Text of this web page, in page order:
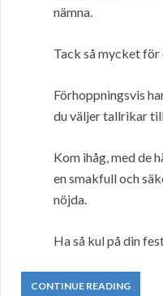
nämna.
Tack så mycket för
Förhoppningsvis
du väljer tallrikar
Kom ihåg, med de
en smakfull och
nöjda.
Ha så kul på din
CONTINUE READING